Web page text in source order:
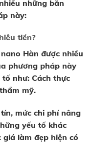
những băn
này:
tiền?
Hàn được nhiều
phương pháp này
như: Cách thực
mỹ.
mức chi phí nâng
yếu tố khác
giá làm đẹp hiện có